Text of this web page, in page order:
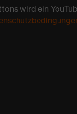
wird ein